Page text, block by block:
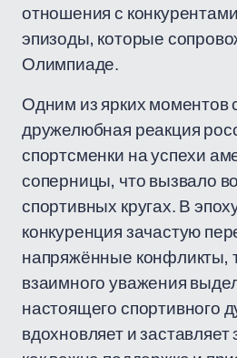
отношения с
эпизоды, которые
Олимпиаде.
Одним из ярких моментов
дружелюбная реакция
спортсменки на успехи
соперницы, что вызвало
спортивных кругах. В
конкуренция зачастую
напряжённые конфликты,
взаимного уважения
настоящего спортивного
вдохновляет и